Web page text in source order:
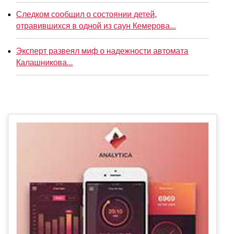
Следком сообщил о состоянии детей,
отравившихся в одной из саун Кемерова...
Эксперт развеял миф о надежности автомата
Калашникова...